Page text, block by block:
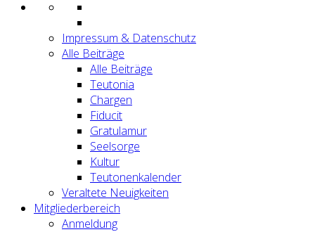
Impressum & Datenschutz
Alle Beiträge
Alle Beiträge
Teutonia
Chargen
Fiducit
Gratulamur
Seelsorge
Kultur
Teutonenkalender
Veraltete Neuigkeiten
Mitgliederbereich
Anmeldung